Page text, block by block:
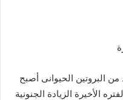
البروتين الحيوانى أصبح
الأخيرة الزيادة الجنونية